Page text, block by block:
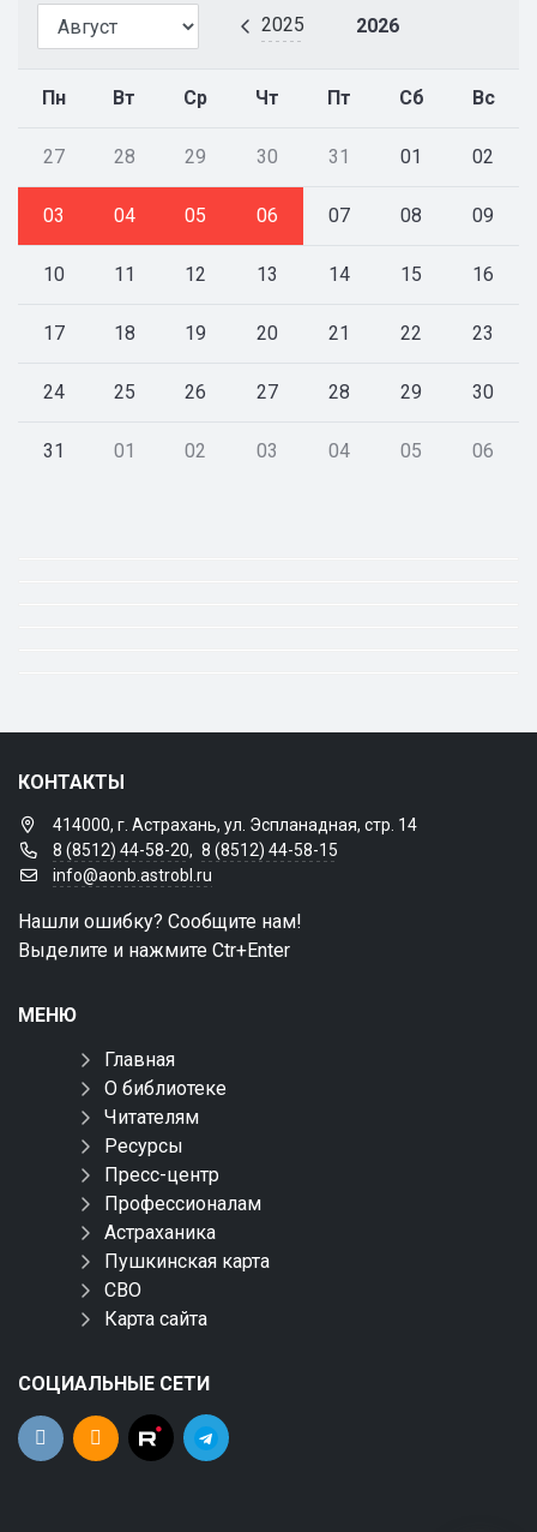
2025 2026
Пн Вт Ср Чт Пт Сб Вс
27 28 29 30 31 01 02
03 04 05 06 07 08 09
10 11 12 13 14 15 16
17 18 19 20 21 22 23
24 25 26 27 28 29 30
31 01 02 03 04 05 06
КОНТАКТЫ
414000, г. Астрахань, ул. Эспланадная, стр. 14
8 (8512) 44-58-20, 8 (8512) 44-58-15
info@aonb.astrobl.ru
Нашли ошибку? Сообщите нам!
Выделите и нажмите Ctr+Enter
МЕНЮ
Главная
О библиотеке
Читателям
Ресурсы
Пресс-центр
Профессионалам
Астраханика
Пушкинская карта
СВО
Карта сайта
СОЦИАЛЬНЫЕ СЕТИ